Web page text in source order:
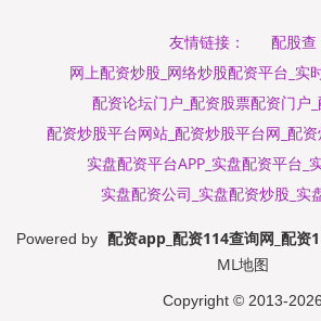
友情链接：
配股查
网上配资炒股_网络炒股配资平台_实
配资论坛门户_配资股票配资门户
配资炒股平台网站_配资炒股平台网_配
实盘配资平台APP_实盘配资平台_
实盘配资公司_实盘配资炒股_实
Powered by 配资app_配资114查询网_配资
ML地图
Copyright © 2013-2026